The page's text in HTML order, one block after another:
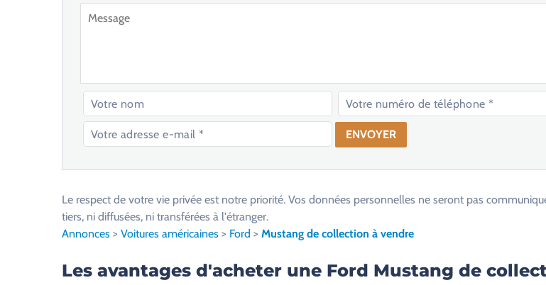
l
z
Le respect de votre vie privée est notre priorité. Vos données personnelles ne seront pas
tiers, ni diffusées, ni transférées à l'étranger.
Annonces > Voitures américaines > Ford > Mustang de collection à vendre
Les avantages d'acheter une Ford Mustang de